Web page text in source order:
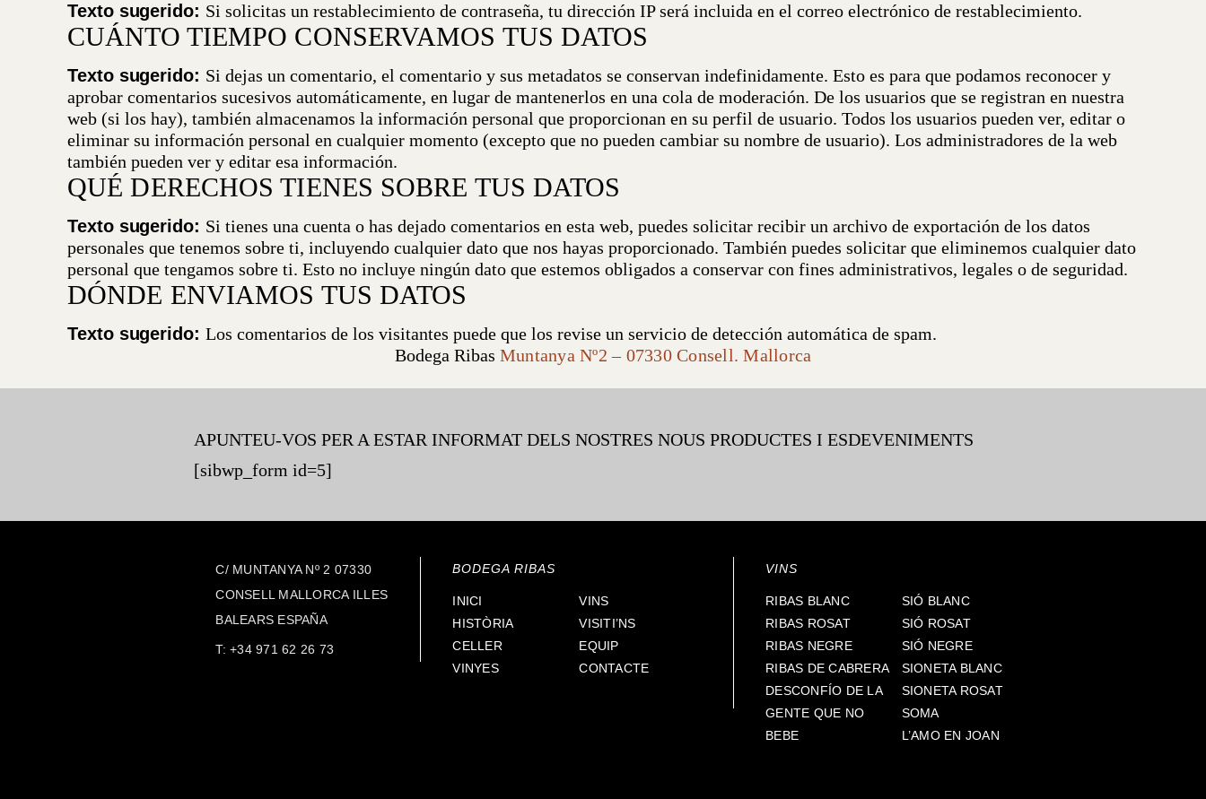
Texto sugerido: Si solicitas un restablecimiento de contraseña, tu dirección IP será incluida en el correo electrónico de restablecimiento.
CUÁNTO TIEMPO CONSERVAMOS TUS DATOS
Texto sugerido: Si dejas un comentario, el comentario y sus metadatos se conservan indefinidamente. Esto es para que podamos reconocer y
aprobar comentarios sucesivos automáticamente, en lugar de mantenerlos en una cola de moderación. De los usuarios que se registran en nuestra
web (si los hay), también almacenamos la información personal que proporcionan en su perfil de usuario. Todos los usuarios pueden ver, editar o
eliminar su información personal en cualquier momento (excepto que no pueden cambiar su nombre de usuario). Los administradores de la web
también pueden ver y editar esa información.
QUÉ DERECHOS TIENES SOBRE TUS DATOS
Texto sugerido: Si tienes una cuenta o has dejado comentarios en esta web, puedes solicitar recibir un archivo de exportación de los datos
personales que tenemos sobre ti, incluyendo cualquier dato que nos hayas proporcionado. También puedes solicitar que eliminemos cualquier dato
personal que tengamos sobre ti. Esto no incluye ningún dato que estemos obligados a conservar con fines administrativos, legales o de seguridad.
DÓNDE ENVIAMOS TUS DATOS
Texto sugerido: Los comentarios de los visitantes puede que los revise un servicio de detección automática de spam.
Bodega Ribas Muntanya Nº2 – 07330 Consell. Mallorca
APUNTEU-VOS PER A ESTAR INFORMAT DELS NOSTRES NOUS PRODUCTES I ESDEVENIMENTS
[sibwp_form id=5]
C/ MUNTANYA Nº 2 07330
CONSELL MALLORCA ILLES
BALEARS ESPAÑA
T:+34 971 62 26 73
BODEGA RIBAS
INICI
HISTÒRIA
CELLER
VINYES
VINS
VISITI’NS
EQUIP
CONTACTE
VINS
RIBAS BLANC
RIBAS ROSAT
RIBAS NEGRE
RIBAS DE CABRERA
DESCONFÍO DE LA
GENTE QUE NO
BEBE
SIÓ BLANC
SIÓ ROSAT
SIÓ NEGRE
SIONETA BLANC
SIONETA ROSAT
SOMA
L’AMO EN JOAN